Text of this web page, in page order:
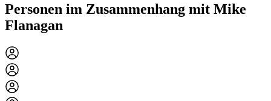
Personen im Zusammenhang mit Mike
Flanagan